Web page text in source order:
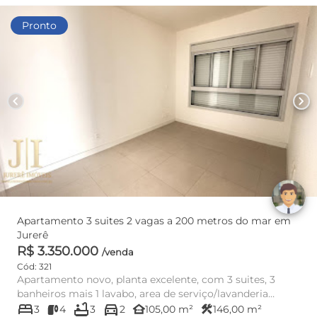
Pronto
chevron_left chevron_right
Apartamento 3 suites 2 vagas a 200 metros do mar em
Jurerê
R$ 3.350.000 /venda
Cód: 321
Apartamento novo, planta excelente, com 3 suites, 3
banheiros mais 1 lavabo, area de serviço/lavanderia
separada...
bed3 4 bathtub3 directions_car2 other_houses105,00 m² construction146,00 m²